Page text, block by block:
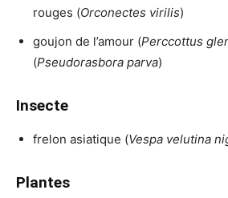
rouges (Orconectes virilis)
goujon de l’amour (Perccottus
(Pseudorasbora parva)
Insecte
frelon asiatique (Vespa velutina
Plantes